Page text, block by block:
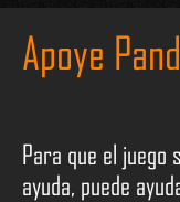
Apoye
Para que el juego
ayuda, puede